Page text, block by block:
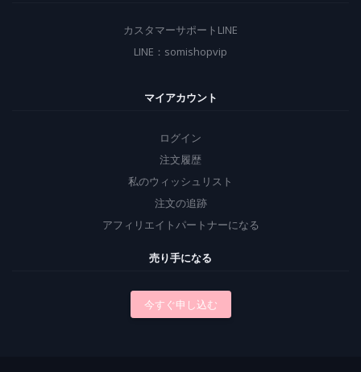
カスタマーサポートLINE
LINE：somishopvip
マイアカウント
ログイン
注文履歴
私のウィッシュリスト
注文の追跡
アフィリエイトパートナーになる
売り手になる
今すぐ申し込む